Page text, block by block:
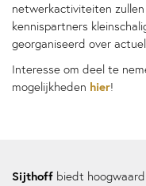
netwerkactiviteiten
kennispartners
georganiseerd over
Interesse om deel te
mogelijkheden hier!
Sijthoff biedt